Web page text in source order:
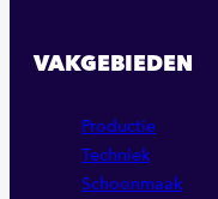
VAKGEBIEDEN
Productie
Techniek
Schoonmaak